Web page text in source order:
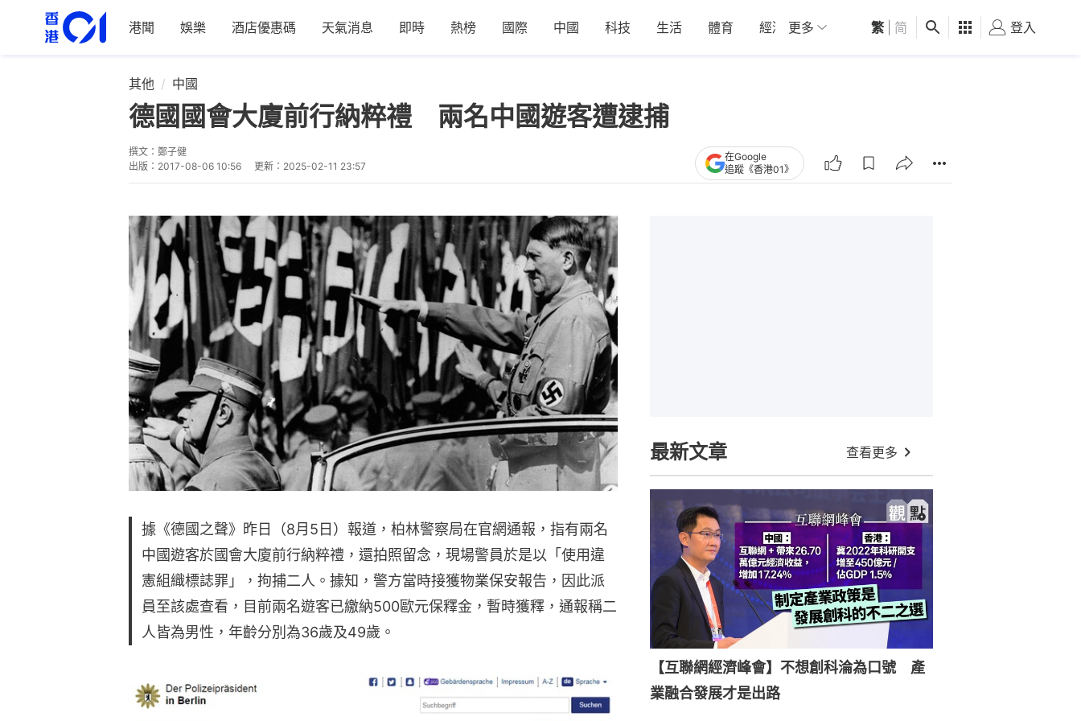
港聞 娛樂 酒店優惠碼 天氣消息 即時 熱榜 國際 中國 科技 生活 體育 經濟 01深圳 觀點 健康 好食玩飛
更多 繁 简 登入
其他 中國
德國國會大廈前行納粹禮 兩名中國遊客遭逮捕
撰文： 鄭子健
出版： 2017-08-06 10:56 更新： 2025-02-11 23:57
在Google
追蹤《香港01》
據《德國之聲》昨日（8月5日）報道，柏林警察局在官網通報，指有兩名
中國遊客於國會大廈前行納粹禮，還拍照留念，現場警員於是以「使用違
憲組織標誌罪」，拘捕二人。據知，警方當時接獲物業保安報告，因此派
員至該處查看，目前兩名遊客已繳納500歐元保釋金，暫時獲釋，通報稱二
人皆為男性，年齡分別為36歲及49歲。
最新文章 查看更多
【互聯網經濟峰會】不想創科淪為口號 產
業融合發展才是出路